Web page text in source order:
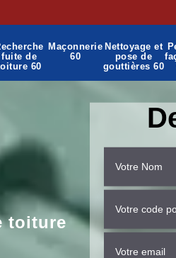
fuite de
60
Maçonnerie
60
Nettoyage et
pose de
gouttières 60
toiture